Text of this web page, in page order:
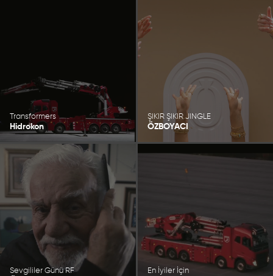
Transformers
Hidrokon
ŞIKIR ŞIKIR JINGLE
ÖZBOYACI
Sevgililer Günü RF En İyiler İçin